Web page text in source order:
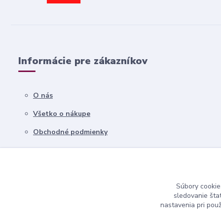
Informácie pre zákazníkov
O nás
Všetko o nákupe
Obchodné podmienky
Kontakty
Súbory
sledovanie
nastavenia pri